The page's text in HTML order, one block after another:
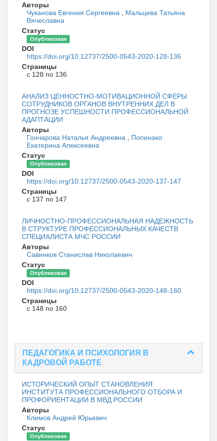
Авторы
Чуканова Евгения Сергеевна
Мальцева Татьяна
Вячеславна
Статус
Опубликован
DOI
https://doi.org/10.12737/2500-0543-2020-128-136
Страницы
с 128 по 136
АНАЛИЗ ЦЕННОСТНО-МОТИВАЦИОННОЙ СФЕРЫ
СОТРУДНИКОВ ОРГАНОВ ВНУТРЕННИХ ДЕЛ В
ПРОГНОЗЕ УСПЕШНОСТИ ПРОФЕССИОНАЛЬНОЙ
АДАПТАЦИИ
Авторы
Гончарова Наталья Андреевна
Попинако
Екатерина Алексеевна
Статус
Опубликован
DOI
https://doi.org/10.12737/2500-0543-2020-137-147
Страницы
с 137 по 147
ЛИЧНОСТНО-ПРОФЕССИОНАЛЬНАЯ НАДЕЖНОСТЬ
В СТРУКТУРЕ ПРОФЕССИОНАЛЬНЫХ КАЧЕСТВ
СПЕЦИАЛИСТА МЧС РОССИИ
Авторы
Савинков Станислав Николаевич
Статус
Опубликован
DOI
https://doi.org/10.12737/2500-0543-2020-148-160
Страницы
с 148 по 160
ПЕДАГОГИКА И ПСИХОЛОГИЯ В
КАДРОВОЙ РАБОТЕ
ИСТОРИЧЕСКИЙ ОПЫТ СТАНОВЛЕНИЯ
ИНСТИТУТА ПРОФЕССИОНАЛЬНОГО ОТБОРА И
ПРОФОРИЕНТАЦИИ В МВД РОССИИ
Авторы
Климов Андрей Юрьевич
Статус
Опубликован